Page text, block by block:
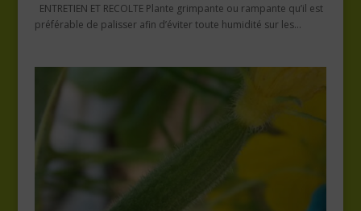
ENTRETIEN ET RECOLTE Plante grimpante ou rampante qu’il est
préférable de palisser afin d’éviter toute humidité sur les...